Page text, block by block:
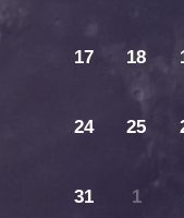
17 18
24 25
31 1